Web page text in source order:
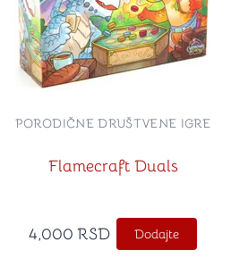
Flamecraft Duals
PORODIČNE DRUŠTVENE IGRE
4,000 RSD Dodajte